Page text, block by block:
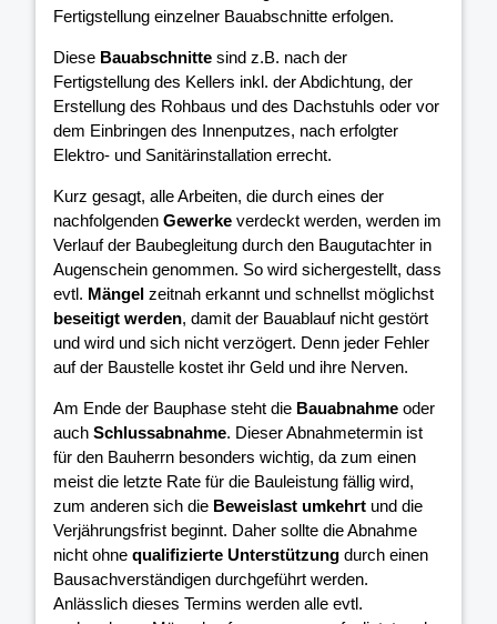
Fertigstellung einzelner Bauabschnitte erfolgen.
Diese Bauabschnitte sind z.B. nach der
Fertigstellung des Kellers inkl. der Abdichtung, der
Erstellung des Rohbaus und des Dachstuhls oder vor
dem Einbringen des Innenputzes, nach erfolgter
Elektro- und Sanitärinstallation errecht.
Kurz gesagt, alle Arbeiten, die durch eines der
nachfolgenden Gewerke verdeckt werden, werden im
Verlauf der Baubegleitung durch den Baugutachter in
Augenschein genommen. So wird sichergestellt, dass
evtl. Mängel zeitnah erkannt und schnellst möglichst
beseitigt werden, damit der Bauablauf nicht gestört
und wird und sich nicht verzögert. Denn jeder Fehler
auf der Baustelle kostet ihr Geld und ihre Nerven.
Am Ende der Bauphase steht die Bauabnahme oder
auch Schlussabnahme. Dieser Abnahmetermin ist
für den Bauherrn besonders wichtig, da zum einen
meist die letzte Rate für die Bauleistung fällig wird,
zum anderen sich die Beweislast umkehrt und die
Verjährungsfrist beginnt. Daher sollte die Abnahme
nicht ohne qualifizierte Unterstützung durch einen
Bausachverständigen durchgeführt werden.
Anlässlich dieses Termins werden alle evtl.